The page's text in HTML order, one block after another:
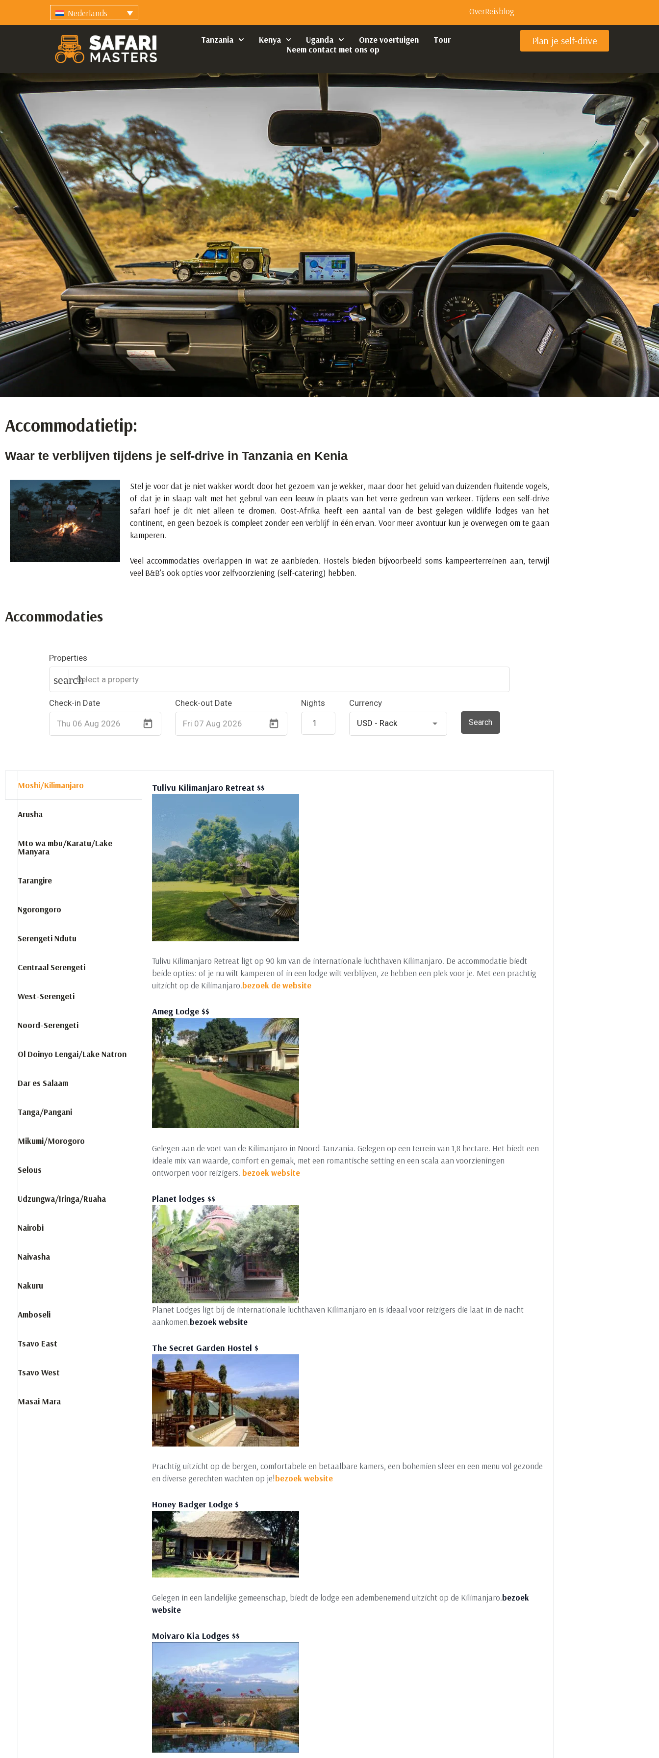
Nederlands OverReisblog
Tanzania Kenya Uganda Onze voertuigen
Tour
Neem contact met ons op
Plan je self-drive
Accommodatietip:
Waar te verblijven tijdens je self-drive in Tanzania en Kenia
Stel je voor dat je niet wakker wordt door het gezoem van je wekker, maar door het geluid van duizenden fluitende vogels,
of dat je in slaap valt met het gebrul van een leeuw in plaats van het verre gedreun van verkeer. Tijdens een self-drive
safari hoef je dit niet alleen te dromen. Oost-Afrika heeft een aantal van de best gelegen wildlife lodges van het
continent, en geen bezoek is compleet zonder een verblijf in één ervan. Voor meer avontuur kun je overwegen om te gaan
kamperen.
Veel accommodaties overlappen in wat ze aanbieden. Hostels bieden bijvoorbeeld soms kampeerterreinen aan, terwijl
veel B&B’s ook opties voor zelfvoorziening (self-catering) hebben.
Accommodaties
Moshi/Kilimanjaro
Arusha
Mto wa mbu/Karatu/Lake
Manyara
Tarangire
Ngorongoro
Serengeti Ndutu
Centraal Serengeti
West-Serengeti
Noord-Serengeti
Ol Doinyo Lengai/Lake Natron
Dar es Salaam
Tanga/Pangani
Mikumi/Morogoro
Selous
Udzungwa/Iringa/Ruaha
Nairobi
Naivasha
Nakuru
Amboseli
Tsavo East
Tsavo West
Masai Mara
Tulivu Kilimanjaro Retreat $$
Tulivu Kilimanjaro Retreat ligt op 90 km van de internationale luchthaven Kilimanjaro. De accommodatie biedt
beide opties: of je nu wilt kamperen of in een lodge wilt verblijven, ze hebben een plek voor je. Met een prachtig
uitzicht op de Kilimanjaro.bezoek de website
Ameg Lodge $$
Gelegen aan de voet van de Kilimanjaro in Noord-Tanzania. Gelegen op een terrein van 1,8 hectare. Het biedt een
ideale mix van waarde, comfort en gemak, met een romantische setting en een scala aan voorzieningen
ontworpen voor reizigers. bezoek website
Planet lodges $$
Planet Lodges ligt bij de internationale luchthaven Kilimanjaro en is ideaal voor reizigers die laat in de nacht
aankomen.bezoek website
The Secret Garden Hostel $
Prachtig uitzicht op de bergen, comfortabele en betaalbare kamers, een bohemien sfeer en een menu vol gezonde
en diverse gerechten wachten op je!bezoek website
Honey Badger Lodge $
Gelegen in een landelijke gemeenschap, biedt de lodge een adembenemend uitzicht op de Kilimanjaro.bezoek
website
Moivaro Kia Lodges $$